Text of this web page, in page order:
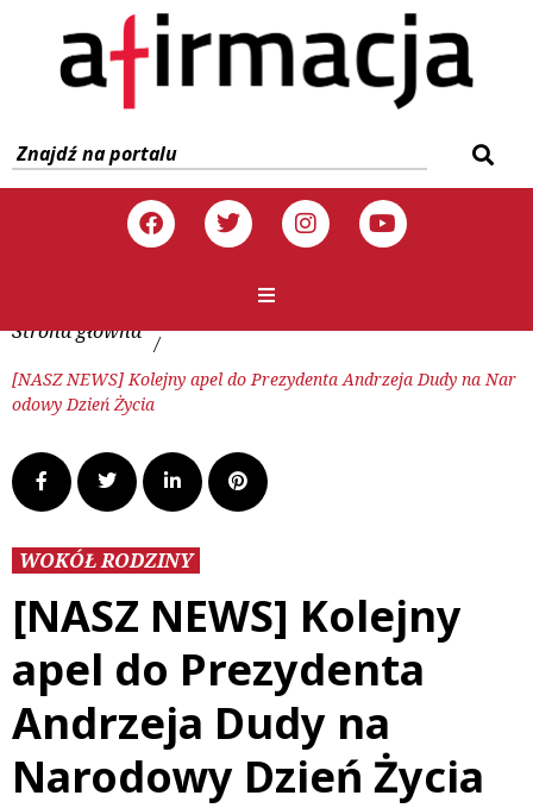
Strona główna /
[NASZ NEWS] Kolejny apel do Prezydenta Andrzeja Dudy na Nar
odowy Dzień Życia
WOKÓŁ RODZINY
[NASZ NEWS] Kolejny
apel do Prezydenta
Andrzeja Dudy na
Narodowy Dzień Życia